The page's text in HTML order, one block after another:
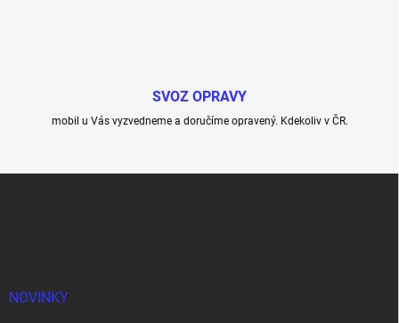
SVOZ OPRAVY
mobil u Vás vyzvedneme a doručíme opravený. Kdekoliv v ČR.
NOVINKY